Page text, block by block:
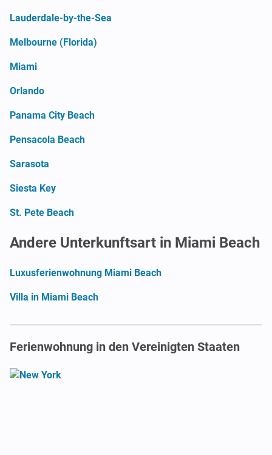
Lauderdale-by-the-Sea
Melbourne (Florida)
Miami
Orlando
Panama City Beach
Pensacola Beach
Sarasota
Siesta Key
St. Pete Beach
Andere Unterkunftsart in Miami Beach
Luxusferienwohnung Miami Beach
Villa in Miami Beach
Ferienwohnung in den Vereinigten Staaten